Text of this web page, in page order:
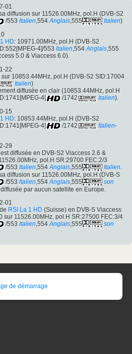
01
diffusion sur 11526.00MHz, pol.H (DVB-S2
/553 Italien,554 Anglais,555 Italien)
HD: 10971.00MHz, pol.H (DVB-S2
4]/553 Italien,554 Anglais,555
5.0 & Viaccess 6.0).
22
10853.44MHz, pol.H (DVB-S2 SID:17004
Italien)
diffusée en clair (10853.44MHz, pol.H
4]
/1742 Italien).
15
HD: 10853.44MHz, pol.H (DVB-S2
4]
/1742 Italien-
29
diffusée en DVB-S2 Viaccess 2.6 &
pol.H SR:29700 FEC:2/3
/553 Italien,554 Anglais,555 Italien.
diffusion sur 11526.00MHz, pol.H (DVB-S
/553 Italien ,554 Anglais ,555
son
par aucun satellite en Europe.
01
RSI La 1 HD (Suisse) en DVB-S Viaccess
sur 11526.00MHz, pol.H SR:27500 FEC:3/4
/553 Italien ,554 Anglais ,555
son
de démarrage